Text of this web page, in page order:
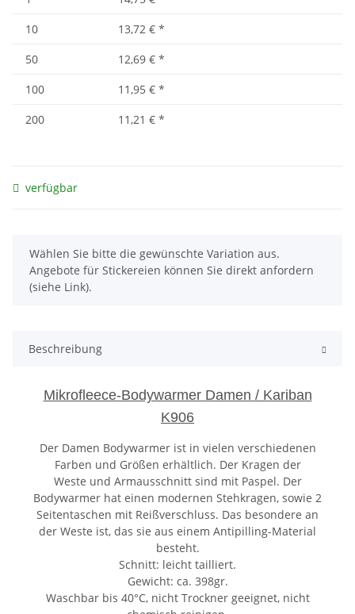
10
13,72 € *
50
12,69 € *
100
11,95 € *
200
11,21 € *
verfügbar
x
Wählen Sie bitte die gewünschte Variation aus.
Angebote für Stickereien können Sie direkt anfordern
(siehe Link).
Beschreibung
Mikrofleece-Bodywarmer Damen / Kariban
K906
Der Damen Bodywarmer ist in vielen verschiedenen
Farben und Größen erhältlich. Der Kragen der
Weste und Armausschnitt sind mit Paspel. Der
Bodywarmer hat einen modernen Stehkragen, sowie 2
Seitentaschen mit Reißverschluss. Das besondere an
der Weste ist, das sie aus einem Antipilling-Material
besteht.
Schnitt: leicht tailliert.
Gewicht: ca. 398gr.
Waschbar bis 40°C, nicht Trockner geeignet, nicht